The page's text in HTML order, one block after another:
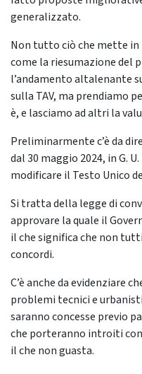
generalizzato.
Non tutto ciò che mette in
come la riesumazione
l’andamento altalenante
sulla TAV, ma prendiamo
è, e lasciamo ad altri la
Preliminarmente c’è da
dal 30 maggio 2024, in G.
modificare il Testo Unico
Si tratta della legge di
approvare la quale il
il che significa che non
concordi.
C’è anche da evidenziare
problemi tecnici e
saranno concesse previo
che porteranno introiti
il che non guasta.